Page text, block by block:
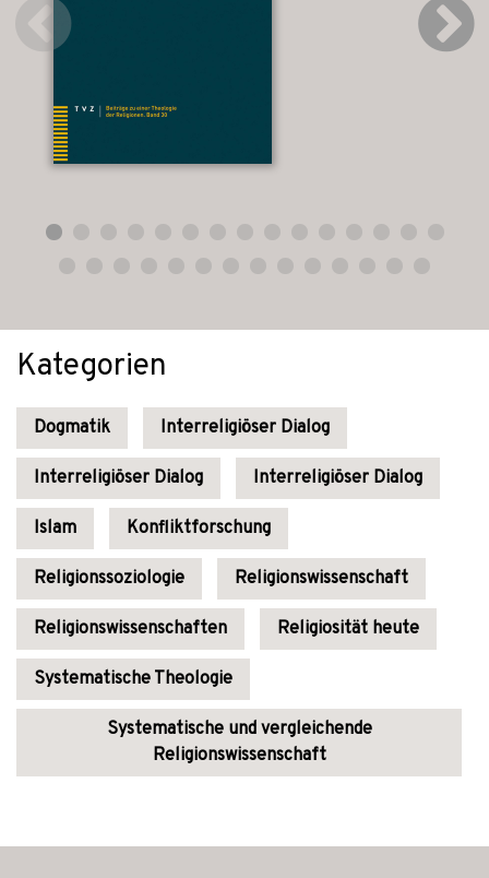
Kategorien
Dogmatik Interreligiöser Dialog
Interreligiöser Dialog Interreligiöser Dialog
Islam Konfliktforschung
Religionssoziologie Religionswissenschaft
Religionswissenschaften Religiosität heute
Systematische Theologie
Systematische und vergleichende
Religionswissenschaft